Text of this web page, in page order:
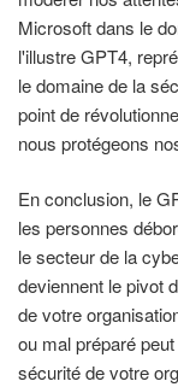
Microsoft dans le
l'illustre GPT4,
le domaine de la
point de
nous protégeons
En conclusion, le
les personnes
le secteur de la
deviennent le pivot
de votre
ou mal préparé
sécurité de votre